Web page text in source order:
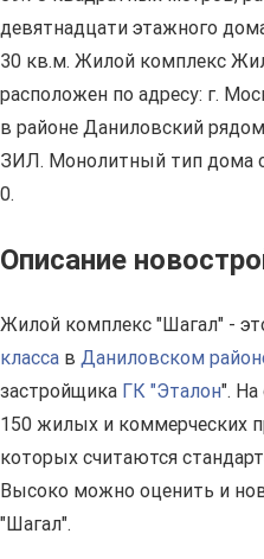
девятнадцати этажного
30 кв.м. Жилой комплекс
расположен по адресу: г.
в районе Даниловский
ЗИЛ. Монолитный тип дома
0.
Описание
Жилой комплекс "Шагал" -
класса в Даниловском
застройщика ГК "Эталон". На
150 жилых и коммерческих
которых считаются
Высоко можно оценить и
"Шагал".